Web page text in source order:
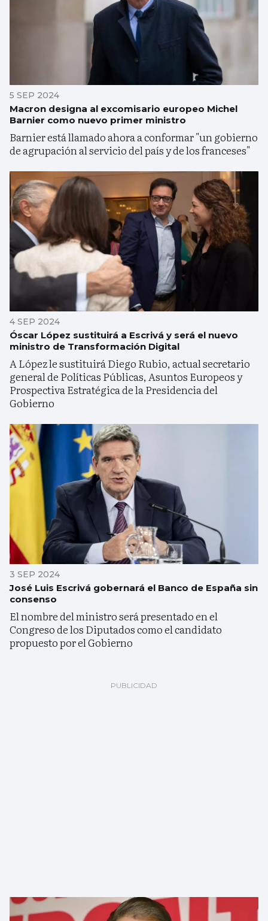
5 SEP 2024
Macron designa al excomisario europeo Michel
Barnier como nuevo primer ministro
Barnier está llamado ahora a conformar "un gobierno
de agrupación al servicio del país y de los franceses"
4 SEP 2024
Óscar López sustituirá a Escrivá y será el nuevo
ministro de Transformación Digital
A López le sustituirá Diego Rubio, actual secretario
general de Políticas Públicas, Asuntos Europeos y
Prospectiva Estratégica de la Presidencia del
Gobierno
3 SEP 2024
José Luis Escrivá gobernará el Banco de España sin
consenso
El nombre del ministro será presentado en el
Congreso de los Diputados como el candidato
propuesto por el Gobierno